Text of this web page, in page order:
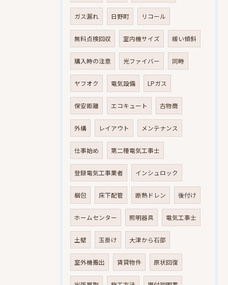
ガス漏れ 日野町 リコール
無料点検回収 室内機サイズ 緩い傾斜
購入時の注意 光ファイバー 同時
ヤフオク 電気設備 LPガス
保安距離 エコキュート 古物商
外構 レイアウト メンテナンス
仕事始め 第二種電気工事士
登録電気工事業者 インシュロック
梱包 床下配管 断熱ドレン 後付け
ホームセンター 照明器具 電気工事士
土壁 玉掛け 大津から石部
室外機搬出 賃貸物件 原状回復